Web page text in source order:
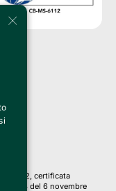
6.2, certificata
del 6 novembre
×